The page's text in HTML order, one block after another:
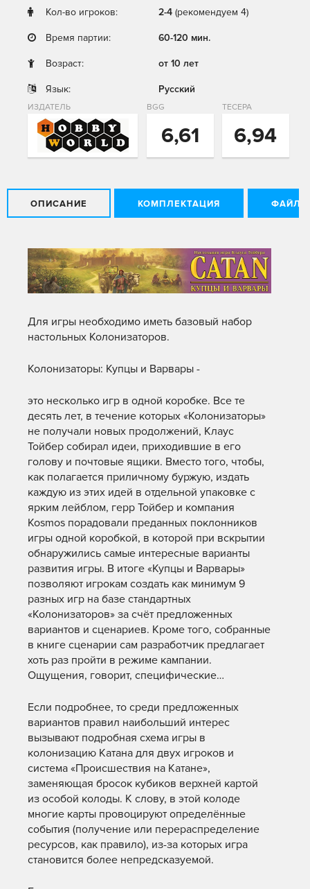
Кол-во игроков: 2-4 (рекомендуем 4)
Время партии: 60-120 мин.
Возраст: от 10 лет
Язык: Русский
ИЗДАТЕЛЬ BGG
6,61
ТЕСЕРА
6,94
ОПИСАНИЕ КОМПЛЕКТАЦИЯ ФАЙЛЫ
Для игры необходимо иметь базовый набор
настольных Колонизаторов.
Колонизаторы: Купцы и Варвары -
это несколько игр в одной коробке. Все те
десять лет, в течение которых «Колонизаторы»
не получали новых продолжений, Клаус
Тойбер собирал идеи, приходившие в его
голову и почтовые ящики. Вместо того, чтобы,
как полагается приличному буржую, издать
каждую из этих идей в отдельной упаковке с
ярким лейблом, герр Тойбер и компания
Kosmos порадовали преданных поклонников
игры одной коробкой, в которой при вскрытии
обнаружились самые интересные варианты
развития игры. В итоге «Купцы и Варвары»
позволяют игрокам создать как минимум 9
разных игр на базе стандартных
«Колонизаторов» за счёт предложенных
вариантов и сценариев. Кроме того, собранные
в книге сценарии сам разработчик предлагает
хоть раз пройти в режиме кампании.
Ощущения, говорит, специфические…
Если подробнее, то среди предложенных
вариантов правил наибольший интерес
вызывают подробная схема игры в
колонизацию Катана для двух игроков и
система «Происшествия на Катане»,
заменяющая бросок кубиков верхней картой
из особой колоды. К слову, в этой колоде
многие карты провоцируют определённые
события (получение или перераспределение
ресурсов, как правило), из-за которых игра
становится более непредсказуемой.